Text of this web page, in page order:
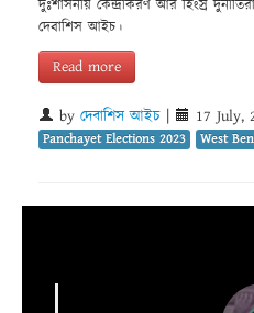
দুঃশাসনীয় কেন্দ্রীকরণ আর হিংস্র
দেবাশিস আইচ।
Read more
by দেবাশিস আইচ 17 July,
Panchayet Elections 2023 West